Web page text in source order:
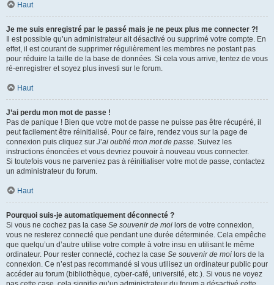
Haut
Je me suis enregistré par le passé mais je ne peux plus me connecter ?!
Il est possible qu’un administrateur ait désactivé ou supprimé votre compte. En
effet, il est courant de supprimer régulièrement les membres ne postant pas
pour réduire la taille de la base de données. Si cela vous arrive, tentez de vous
ré-enregistrer et soyez plus investi sur le forum.
Haut
J’ai perdu mon mot de passe !
Pas de panique ! Bien que votre mot de passe ne puisse pas être récupéré, il
peut facilement être réinitialisé. Pour ce faire, rendez vous sur la page de
connexion puis cliquez sur J’ai oublié mon mot de passe. Suivez les
instructions énoncées et vous devriez pouvoir à nouveau vous connecter.
Si toutefois vous ne parveniez pas à réinitialiser votre mot de passe, contactez
un administrateur du forum.
Haut
Pourquoi suis-je automatiquement déconnecté ?
Si vous ne cochez pas la case Se souvenir de moi lors de votre connexion,
vous ne resterez connecté que pendant une durée déterminée. Cela empêche
que quelqu’un d’autre utilise votre compte à votre insu en utilisant le même
ordinateur. Pour rester connecté, cochez la case Se souvenir de moi lors de la
connexion. Ce n’est pas recommandé si vous utilisez un ordinateur public pour
accéder au forum (bibliothèque, cyber-café, université, etc.). Si vous ne voyez